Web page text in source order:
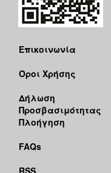
Επικοινωνία
Όροι Χρήσης
Δήλωση
Προσβασιμότητας
Πλοήγηση
FAQs
RSS